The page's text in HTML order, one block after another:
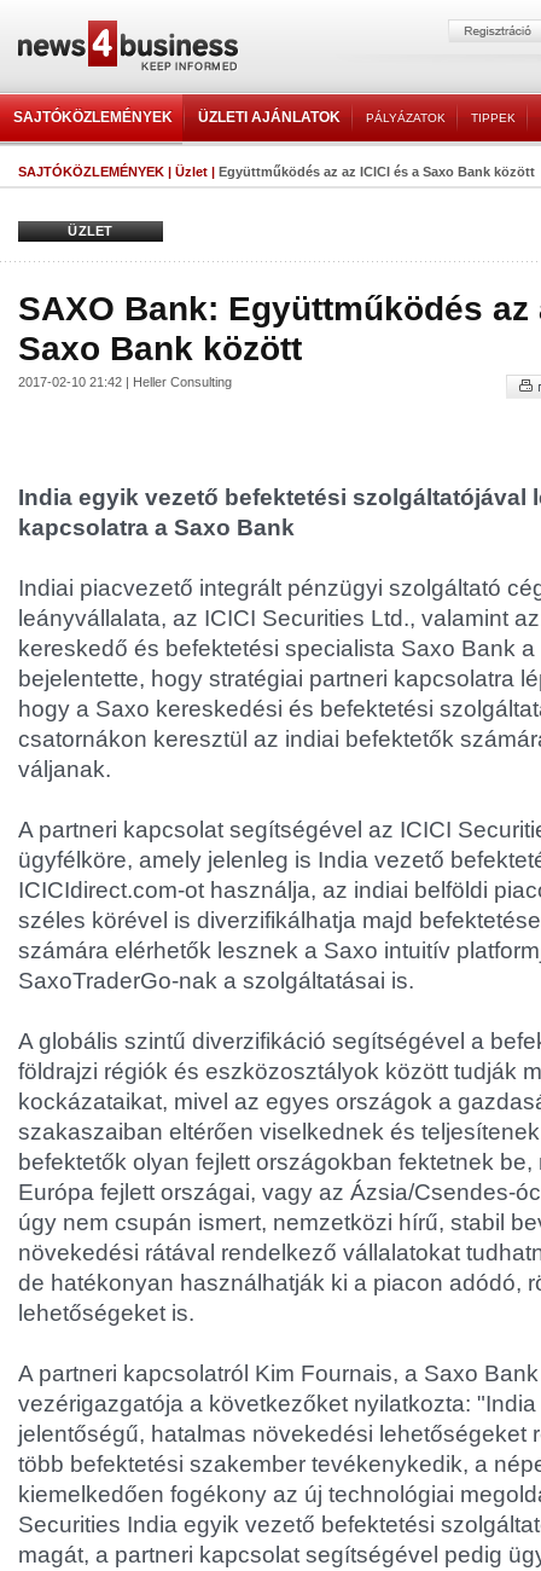
SAJTÓKÖZLEMÉNYEK ÜZLETI AJÁNLATOK PÁLYÁZATOK TIPPEK
SAJTÓKÖZLEMÉNYEK | Üzlet | Együttműködés az az ICICI és a Saxo Bank között
ÜZLET
SAXO Bank: Együttműködés az
Saxo Bank között
2017-02-10 21:42 | Heller Consulting
India egyik vezető befektetési szolgáltatójával
kapcsolatra a Saxo Bank
Indiai piacvezető integrált pénzügyi szolgáltató
leányvállalata, az ICICI Securities Ltd., valamint
kereskedő és befektetési specialista Saxo Bank
bejelentette, hogy stratégiai partneri kapcsolatra
hogy a Saxo kereskedési és befektetési
csatornákon keresztül az indiai befektetők
váljanak.
A partneri kapcsolat segítségével az ICICI
ügyfélköre, amely jelenleg is India vezető
ICICIdirect.com-ot használja, az indiai belföldi
széles körével is diverzifikálhatja majd
számára elérhetők lesznek a Saxo intuitív
SaxoTraderGo-nak a szolgáltatásai is.
A globális szintű diverzifikáció segítségével a
földrajzi régiók és eszközosztályok között tudják
kockázataikat, mivel az egyes országok a
szakaszaiban eltérően viselkednek és
befektetők olyan fejlett országokban fektetnek
Európa fejlett országai, vagy az Ázsia/Csendes-
úgy nem csupán ismert, nemzetközi hírű, stabil
növekedési rátával rendelkező vállalatokat
de hatékonyan használhatják ki a piacon adódó,
lehetőségeket is.
A partneri kapcsolatról Kim Fournais, a Saxo
vezérigazgatója a következőket nyilatkozta:
jelentőségű, hatalmas növekedési lehetőségeket
több befektetési szakember tevékenykedik, a
kiemelkedően fogékony az új technológiai
Securities India egyik vezető befektetési
magát, a partneri kapcsolat segítségével pedig